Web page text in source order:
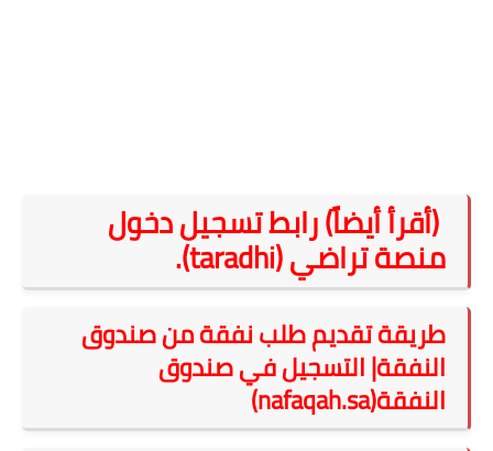
(أقرأ أيضاً) رابط تسجيل دخول
منصة تراضي (taradhi).
طريقة تقديم طلب نفقة من صندوق
النفقة| التسجيل في صندوق
النفقة(nafaqah.sa)